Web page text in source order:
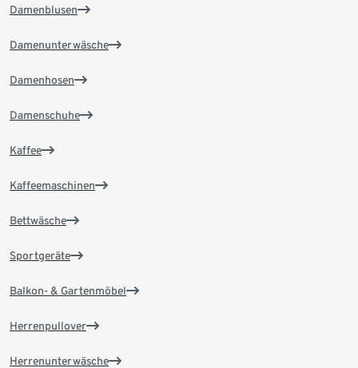
Damenblusen
Damenunterwäsche
Damenhosen
Damenschuhe
Kaffee
Kaffeemaschinen
Bettwäsche
Sportgeräte
Balkon- & Gartenmöbel
Herrenpullover
Herrenunterwäsche